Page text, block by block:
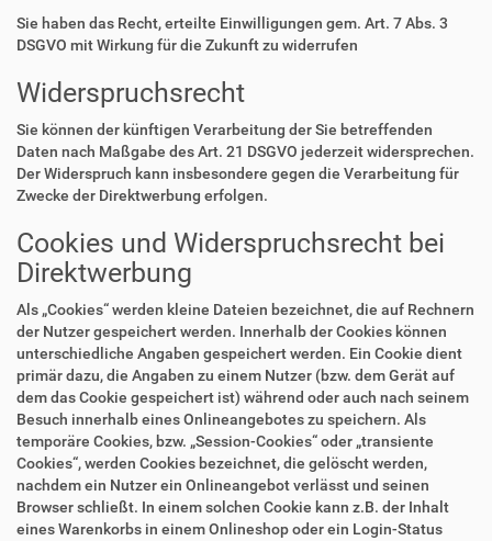
Sie haben das Recht, erteilte Einwilligungen gem. Art. 7 Abs. 3
DSGVO mit Wirkung für die Zukunft zu widerrufen
Widerspruchsrecht
Sie können der künftigen Verarbeitung der Sie betreffenden
Daten nach Maßgabe des Art. 21 DSGVO jederzeit widersprechen.
Der Widerspruch kann insbesondere gegen die Verarbeitung für
Zwecke der Direktwerbung erfolgen.
Cookies und Widerspruchsrecht bei
Direktwerbung
Als „Cookies“ werden kleine Dateien bezeichnet, die auf Rechnern
der Nutzer gespeichert werden. Innerhalb der Cookies können
unterschiedliche Angaben gespeichert werden. Ein Cookie dient
primär dazu, die Angaben zu einem Nutzer (bzw. dem Gerät auf
dem das Cookie gespeichert ist) während oder auch nach seinem
Besuch innerhalb eines Onlineangebotes zu speichern. Als
temporäre Cookies, bzw. „Session-Cookies“ oder „transiente
Cookies“, werden Cookies bezeichnet, die gelöscht werden,
nachdem ein Nutzer ein Onlineangebot verlässt und seinen
Browser schließt. In einem solchen Cookie kann z.B. der Inhalt
eines Warenkorbs in einem Onlineshop oder ein Login-Status